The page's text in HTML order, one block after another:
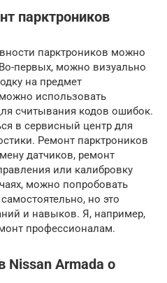
парктроников
парктроников можно
первых, можно визуально
на предмет
использовать
считывания кодов ошибок.
в сервисный центр для
Ремонт парктроников
датчиков, ремонт
или калибровку
можно попробовать
но это
и навыков. Я, например,
профессионалам.
Armada о